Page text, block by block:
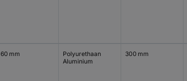
60 mm
Polyurethaan
Aluminium
300 mm